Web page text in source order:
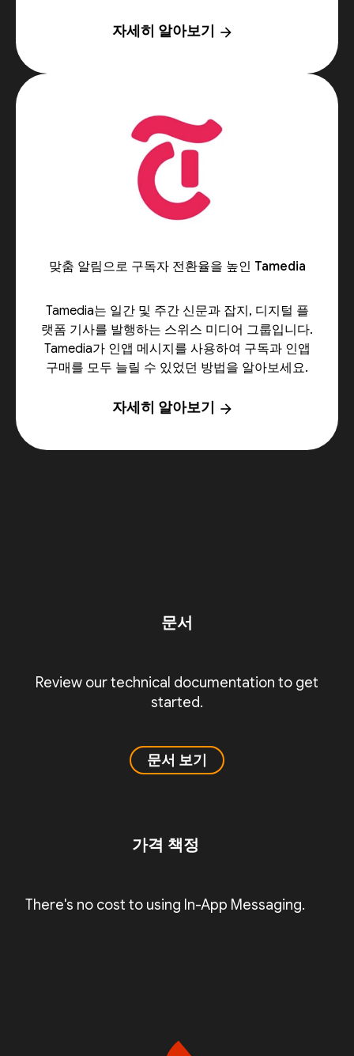
자세히 알아보기 arrow_forward
맞춤 알림으로 구독자 전환율을 높인 Tamedia
Tamedia는 일간 및 주간 신문과 잡지, 디지털 플
랫폼 기사를 발행하는 스위스 미디어 그룹입니다.
Tamedia가 인앱 메시지를 사용하여 구독과 인앱
구매를 모두 늘릴 수 있었던 방법을 알아보세요.
자세히 알아보기 arrow_forward
문서
Review our technical documentation to get
started.
문서 보기
가격 책정
There's no cost to using In-App Messaging.